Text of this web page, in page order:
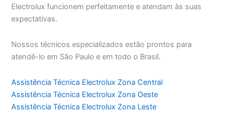
Electrolux funcionem perfeitamente e atendam às suas
expectativas.
Nossos técnicos especializados estão prontos para
atendê-lo em São Paulo e em todo o Brasil.
Assistência Técnica Electrolux Zona Central
Assistência Técnica Electrolux Zona Oeste
Assistência Técnica Electrolux Zona Leste